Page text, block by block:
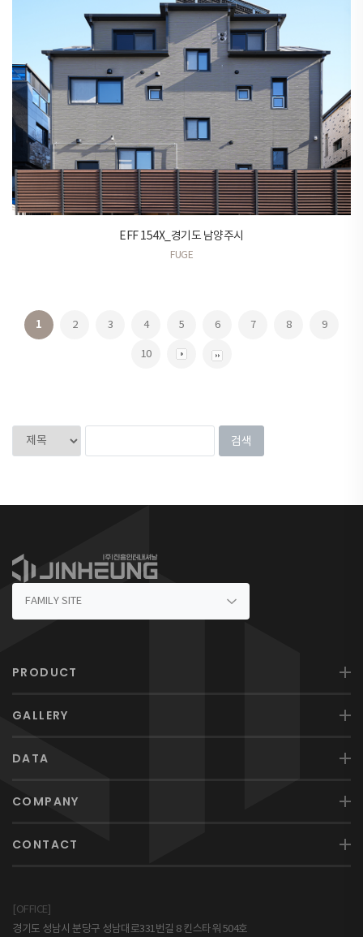
EFF 154X_경기도 남양주시
FUGE
1 2 3 4 5 6 7 8 9
10
PRODUCT
GALLERY
DATA
COMPANY
CONTACT
[OFFICE]
경기도 성남시 분당구 성남대로331번길 8 킨스타워 504호